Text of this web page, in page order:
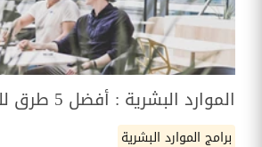
الموارد البشرية : أفضل 5 طرق للحفاظ عليها
برامج الموارد البشرية